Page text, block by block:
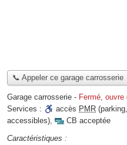
📞 Appeler ce garage carrosserie
Garage carrosserie - Fermé, ouvre
Services :
accès PMR
accessibles),
CB acceptée
Caractéristiques :